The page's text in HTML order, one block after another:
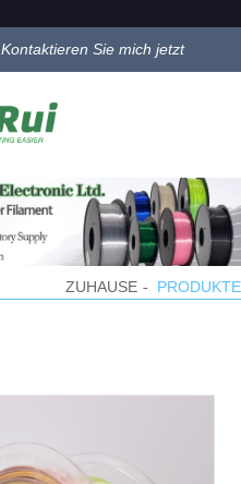
Kontaktieren Sie mich jetzt
ZUHAUSE PRODUKTE